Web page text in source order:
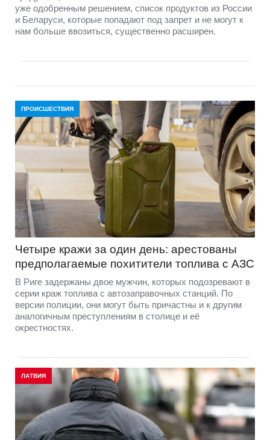
уже одобренным решением, список продуктов из России
и Беларуси, которые попадают под запрет и не могут к
нам больше ввозиться, существенно расширен.
ПРОИСШЕСТВИЯ
Четыре кражи за один день: арестованы
предполагаемые похитители топлива с АЗС
В Риге задержаны двое мужчин, которых подозревают в
серии краж топлива с автозаправочных станций. По
версии полиции, они могут быть причастны и к другим
аналогичным преступлениям в столице и её
окрестностях.
ЛАТВИЯ